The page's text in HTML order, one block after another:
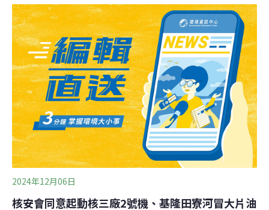
陽光炙熱，墨鏡、遮陽帽、袖套都不能少。逐漸遠離岸
邊，乘風破浪，經過基隆嶼，向北航行，目標是北方三
島。這片海域因為黑潮遇到東海陸棚所形成的湧升流，而
有豐富漁業資源，許多海鳥因而聚集。志工參與這項調
查，想知道海鳥的食性與台灣周圍海域的資源變化，台北
鳥會成立社群平台，廣邀各方好手拍攝啣著魚的海鳥照
片，透過照片理解鳥類分布和牠們所吃的魚類，累積海洋
生態變化的相關資訊。參與計畫門檻高 要能不暈船還要眼
力好海鳥的觀賞門檻很高，首先要能不暈船，還要有很高
的專注度，超好的視力、豐富的辨識經驗。一旦發現海
鳥，志
2024年12月06日
核安會同意起動核三廠2號機、基隆田寮河冒大片油